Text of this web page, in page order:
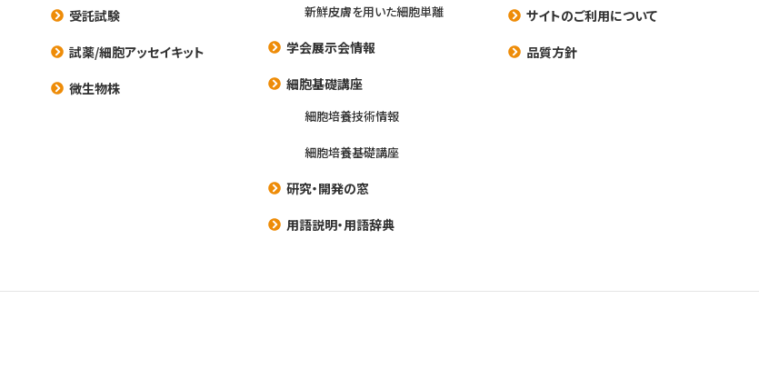
受託試験
試薬/細胞アッセイキット
微生物株
新鮮皮膚を用いた細胞単離
学会展示会情報
細胞基礎講座
細胞培養技術情報
細胞培養基礎講座
研究・開発の窓
用語説明・用語辞典
サイトのご利用について
品質方針